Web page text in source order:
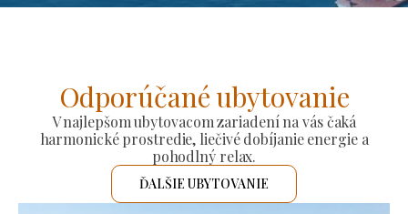
Odporúčané ubytovanie
V najlepšom ubytovacom zariadení na vás čaká
harmonické prostredie, liečivé dobíjanie energie a
pohodlný relax.
ĎALŠIE UBYTOVANIE